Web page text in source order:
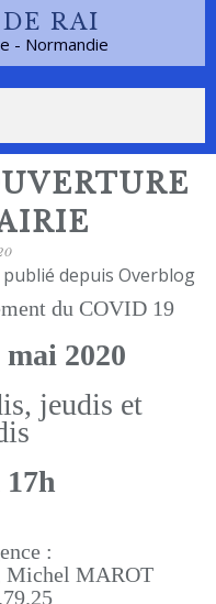
RAI
- Normandie
publié depuis Overblog
du COVID 19
2020
jeudis et
17h
:
Michel MAROT